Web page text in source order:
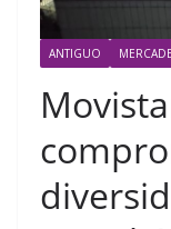
ANTIGUO